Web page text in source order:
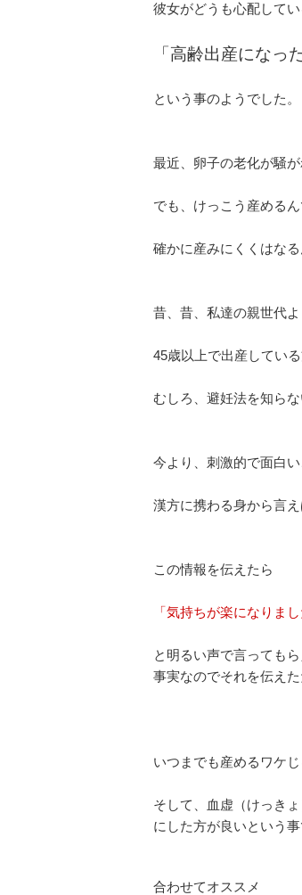
彼女がどうも心配して
「高齢出産になっ
という事のようでした。
最近、卵子の老化が騒
でも、けっこう産めるん
確かに産みにくくはな
昔、昔、私達の親世代
45歳以上で出産してい
むしろ、避妊法を知ら
今より、刺激的で面白
漢方に携わる身から言
この情報を伝えたら
「気持ちが楽になりまし
と明るい声で言っても
事実なのでそれを伝え
いつまでも産めるワケ
そして、血虚（けっき
にした方が良いという事
合わせてオススメ